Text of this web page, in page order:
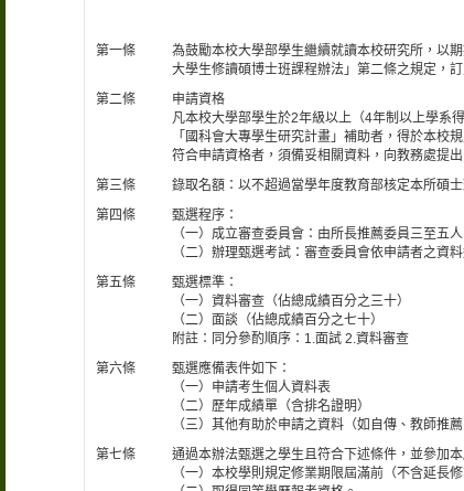
第一條
為鼓勵本校大學部學生繼續就讀本校研究所，以
大學生修讀碩博士班課程辦法」第二條之規定，訂
第二條
申請資格
凡本校大學部學生於2年級以上（4年制以上學系
「國科會大專學生研究計畫」補助者，得於本校
符合申請資格者，須備妥相關資料，向教務處提出
第三條
錄取名額：以不超過當學年度教育部核定本所碩
第四條
甄選程序：
（一）成立審查委員會：由所長推薦委員三至五
（二）辦理甄選考試：審查委員會依申請者之資
第五條
甄選標準：
（一）資料審查（佔總成績百分之三十）
（二）面談（佔總成績百分之七十）
附註：同分參酌順序：1.面試 2.資料審查
第六條
甄選應備表件如下：
（一）申請考生個人資料表
（二）歷年成績單（含排名證明）
（三）其他有助於申請之資料（如自傳、教師推
第七條
通過本辦法甄選之學生且符合下述條件，並參加
（一）本校學則規定修業期限屆滿前（不含延長